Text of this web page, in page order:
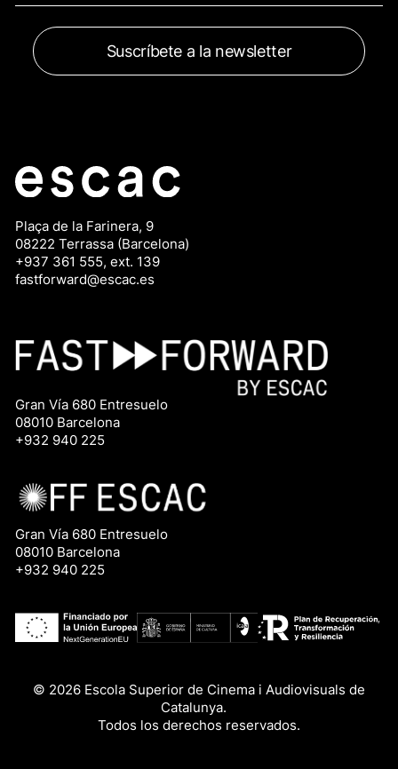
Plaça de la Farinera, 9
08222 Terrassa (Barcelona)
+937 361 555, ext. 139
fastforward@escac.es
Gran Vía 680 Entresuelo
08010 Barcelona
+932 940 225
Gran Vía 680 Entresuelo
08010 Barcelona
+932 940 225
© 2026 Escola Superior de Cinema i Audiovisuals de
Catalunya.
Todos los derechos reservados.